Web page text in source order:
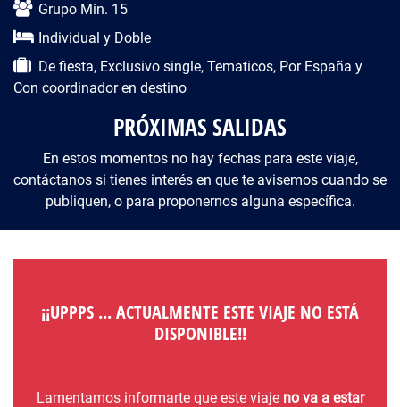
Grupo Min. 15
Individual y Doble
De fiesta, Exclusivo single, Tematicos, Por España y
Con coordinador en destino
PRÓXIMAS SALIDAS
En estos momentos no hay fechas para este viaje,
contáctanos si tienes interés en que te avisemos cuando se
publiquen, o para proponernos alguna específica.
¡¡UPPPS ... ACTUALMENTE ESTE VIAJE NO ESTÁ
DISPONIBLE!!
Lamentamos informarte que este viaje no va a estar